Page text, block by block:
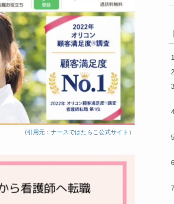
(引用元：ナースではたらこ公式サイト）